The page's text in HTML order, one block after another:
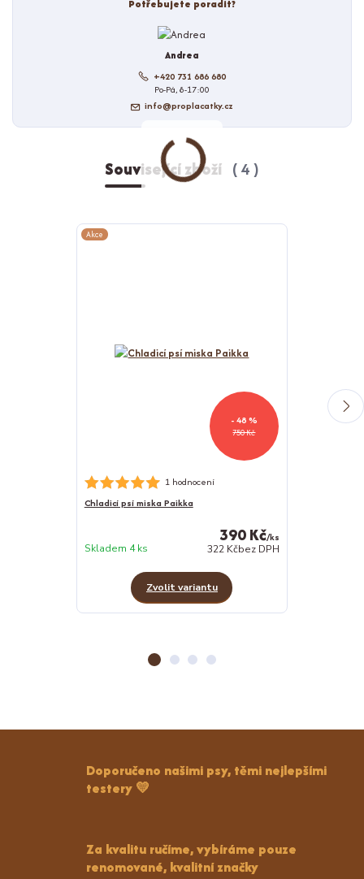
Potřebujete poradit?
Andrea
+420 731 686 680
Po-Pá, 8-17:00
info@proplacatky.cz
Související zboží 4
Akce
750 Kč
- 48 %
1 hodnocení
Chladicí psí miska Paikka
390 Kč/ks
322 Kčbez DPH
Skladem 4 ks
Zvolit variantu
Doporučeno našimi psy, těmi nejlepšími
testery 💛
Za kvalitu ručíme, vybíráme pouze
renomované, kvalitní značky